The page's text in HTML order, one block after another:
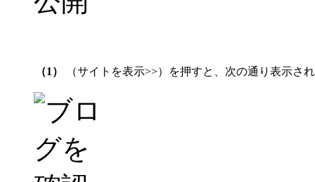
（1） （サイトを表示>>）を押すと、次の通り表示さ